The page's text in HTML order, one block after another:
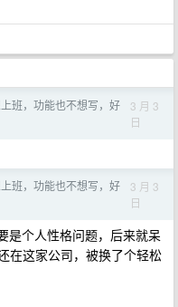
班，功能也不想写，好
3 月 3
日
班，功能也不想写，好
3 月 3
日
是个人性格问题，后来就呆
在这家公司，被换了个轻松